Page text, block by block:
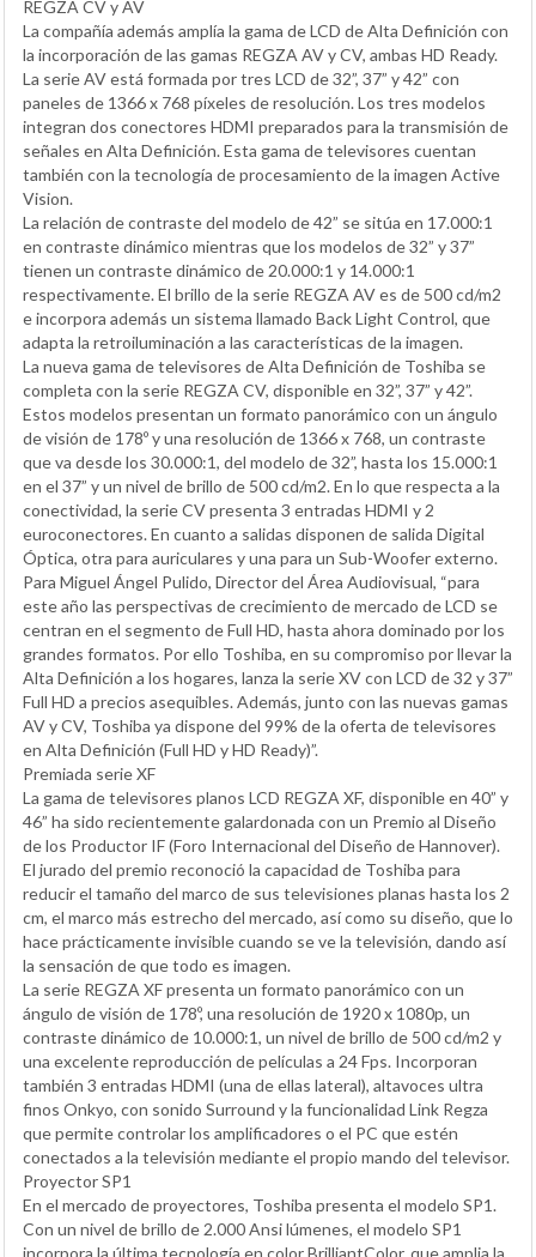
REGZA CV y AV
La compañía además amplía la gama de LCD de Alta Definición con
la incorporación de las gamas REGZA AV y CV, ambas HD Ready.
La serie AV está formada por tres LCD de 32”, 37” y 42” con
paneles de 1366 x 768 píxeles de resolución. Los tres modelos
integran dos conectores HDMI preparados para la transmisión de
señales en Alta Definición. Esta gama de televisores cuentan
también con la tecnología de procesamiento de la imagen Active
Vision.
La relación de contraste del modelo de 42” se sitúa en 17.000:1
en contraste dinámico mientras que los modelos de 32” y 37”
tienen un contraste dinámico de 20.000:1 y 14.000:1
respectivamente. El brillo de la serie REGZA AV es de 500 cd/m2
e incorpora además un sistema llamado Back Light Control, que
adapta la retroiluminación a las características de la imagen.
La nueva gama de televisores de Alta Definición de Toshiba se
completa con la serie REGZA CV, disponible en 32”, 37” y 42”.
Estos modelos presentan un formato panorámico con un ángulo
de visión de 178º y una resolución de 1366 x 768, un contraste
que va desde los 30.000:1, del modelo de 32”, hasta los 15.000:1
en el 37” y un nivel de brillo de 500 cd/m2. En lo que respecta a la
conectividad, la serie CV presenta 3 entradas HDMI y 2
euroconectores. En cuanto a salidas disponen de salida Digital
Óptica, otra para auriculares y una para un Sub-Woofer externo.
Para Miguel Ángel Pulido, Director del Área Audiovisual, “para
este año las perspectivas de crecimiento de mercado de LCD se
centran en el segmento de Full HD, hasta ahora dominado por los
grandes formatos. Por ello Toshiba, en su compromiso por llevar la
Alta Definición a los hogares, lanza la serie XV con LCD de 32 y 37”
Full HD a precios asequibles. Además, junto con las nuevas gamas
AV y CV, Toshiba ya dispone del 99% de la oferta de televisores
en Alta Definición (Full HD y HD Ready)”.
Premiada serie XF
La gama de televisores planos LCD REGZA XF, disponible en 40” y
46” ha sido recientemente galardonada con un Premio al Diseño
de los Productor IF (Foro Internacional del Diseño de Hannover).
El jurado del premio reconoció la capacidad de Toshiba para
reducir el tamaño del marco de sus televisiones planas hasta los 2
cm, el marco más estrecho del mercado, así como su diseño, que lo
hace prácticamente invisible cuando se ve la televisión, dando así
la sensación de que todo es imagen.
La serie REGZA XF presenta un formato panorámico con un
ángulo de visión de 178º, una resolución de 1920 x 1080p, un
contraste dinámico de 10.000:1, un nivel de brillo de 500 cd/m2 y
una excelente reproducción de películas a 24 Fps. Incorporan
también 3 entradas HDMI (una de ellas lateral), altavoces ultra
finos Onkyo, con sonido Surround y la funcionalidad Link Regza
que permite controlar los amplificadores o el PC que estén
conectados a la televisión mediante el propio mando del televisor.
Proyector SP1
En el mercado de proyectores, Toshiba presenta el modelo SP1.
Con un nivel de brillo de 2.000 Ansi lúmenes, el modelo SP1
incorpora la última tecnología en color BrilliantColor, que amplia la